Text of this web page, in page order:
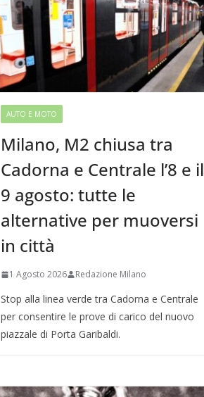
AUTO E MOTO
Milano, M2 chiusa tra
Cadorna e Centrale l’8 e il
9 agosto: tutte le
alternative per muoversi
in città
1 Agosto 2026 Redazione Milano
Stop alla linea verde tra Cadorna e Centrale
per consentire le prove di carico del nuovo
piazzale di Porta Garibaldi.